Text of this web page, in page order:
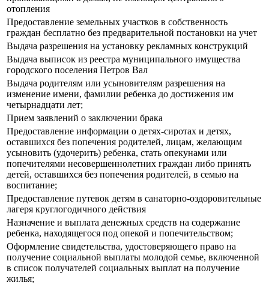
отопления
Предоставление земельных участков в собственность
граждан бесплатно без предварительной постановки на учет
Выдача разрешения на установку рекламных конструкций
Выдача выписок из реестра муниципального имущества
городского поселения Петров Вал
Выдача родителям или усыновителям разрешения на
изменение имени, фамилии ребенка до достижения им
четырнадцати лет;
Прием заявлений о заключении брака
Предоставление информации о детях-сиротах и детях,
оставшихся без попечения родителей, лицам, желающим
усыновить (удочерить) ребенка, стать опекунами или
попечителями несовершеннолетних граждан либо принять
детей, оставшихся без попечения родителей, в семью на
воспитание;
Предоставление путевок детям в санаторно-оздоровительные
лагеря круглогодичного действия
Назначение и выплата денежных средств на содержание
ребенка, находящегося под опекой и попечительством;
Оформление свидетельства, удостоверяющего право на
получение социальной выплаты молодой семье, включенной
в список получателей социальных выплат на получение
жилья;